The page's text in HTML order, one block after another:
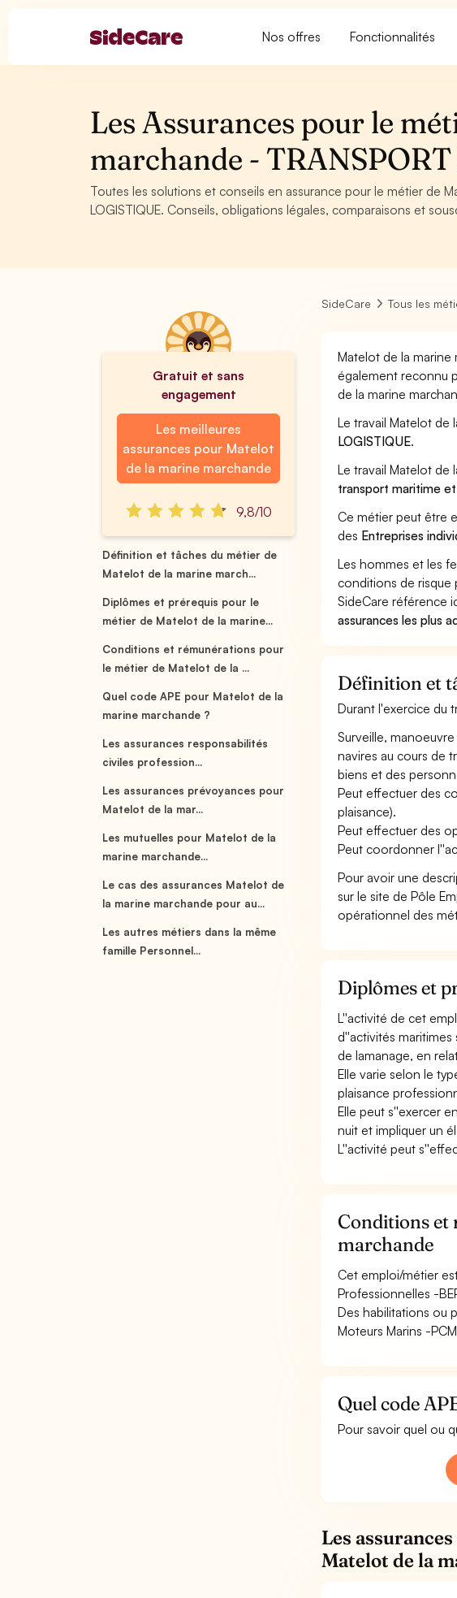
Nos offres Fonctionnalités
Les Assurances pour le
marchande -
Toutes les solutions et conseils en assurance pour le métier de
LOGISTIQUE. Conseils, obligations légales, comparaisons et
Gratuit et sans
engagement
Les meilleures
assurances pour Matelot
de la marine marchande
9,8/10
Définition et tâches du métier de
Matelot de la marine march...
Diplômes et prérequis pour le
métier de Matelot de la marine...
Conditions et rémunérations pour
le métier de Matelot de la ...
Quel code APE pour Matelot de la
marine marchande ?
Les assurances responsabilités
civiles profession...
Les assurances prévoyances pour
Matelot de la mar...
Les mutuelles pour Matelot de la
marine marchande...
Le cas des assurances Matelot de
la marine marchande pour au...
Les autres métiers dans la même
famille Personnel...
SideCare Tous les
Matelot de la marine
également reconnu
de la marine
Le travail Matelot de
LOGISTIQUE.
Le travail Matelot de
transport maritime
Ce métier peut être
des Entreprises
Les hommes et les
conditions de risque
SideCare référence
assurances les plus
Définition et
Durant l'exercice du
Surveille,
navires au cours de
biens et des
Peut effectuer des
plaisance).
Peut effectuer des
Peut coordonner
Pour avoir une
sur le site de Pôle
opérationnel des
Diplômes et
L''activité de cet
d''activités
de lamanage, en
Elle varie selon le
plaisance
Elle peut s''exercer
nuit et impliquer un
L''activité peut
Conditions et
marchande
Cet emploi/métier
Professionnelles -
Des habilitations ou
Moteurs Marins -
Quel code
Pour savoir quel ou
Les
Matelot de la